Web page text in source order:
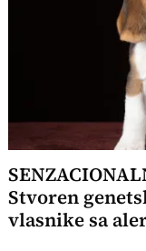
Stvoren
vlasnike sa